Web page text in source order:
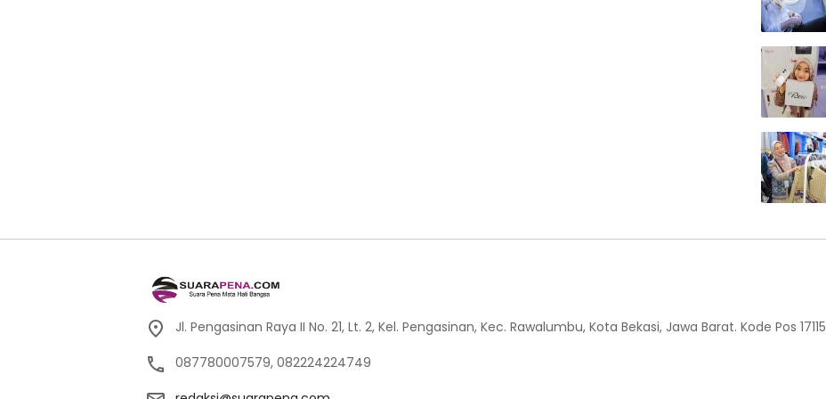
Jl. Pengasinan Raya II No. 21, Lt. 2, Kel. Pengasinan, Kec. Rawalumbu, Kota Bekasi, Jawa Barat. Kode Pos 17115
087780007579, 082224224749